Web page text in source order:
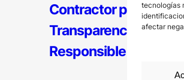
tecnologías
afectar
Contractor profile
Transparency
Responsible Policy